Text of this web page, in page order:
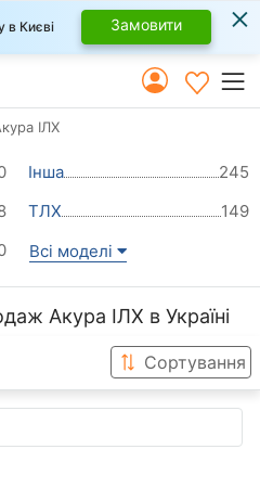
в Києві Замовити ×
ІЛХ
Інша
245
ТЛХ
149
Всі моделі
Акура ІЛХ в Україні
Сортування